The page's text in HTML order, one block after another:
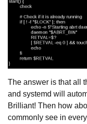
The answer is that all
and systemd will
Brilliant! Then how
commonly see in